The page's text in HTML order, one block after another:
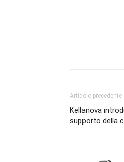
Articolo precedente
Kellanova
supporto della